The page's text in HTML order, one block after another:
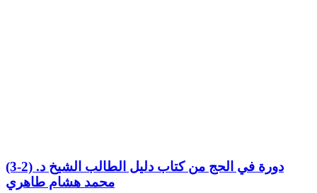
(3-2) دورة في الحج من كتاب دليل الطالب الشيخ د.
محمد هشام طاهري